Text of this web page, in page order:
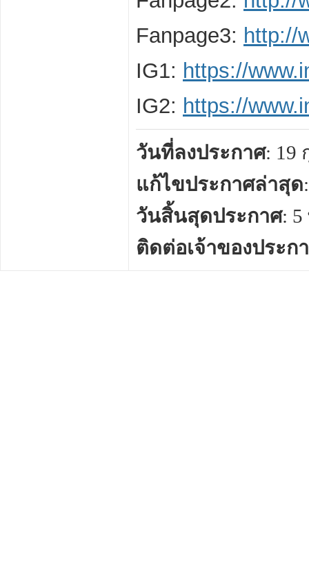
Fanpage3: http://
IG1: https://
IG2: https://
วันที่ลงประกาศ: 19
แก้ไขประกาศล่าสุด
วันสิ้นสุดประกาศ: 5
ติดต่อเจ้าของประก